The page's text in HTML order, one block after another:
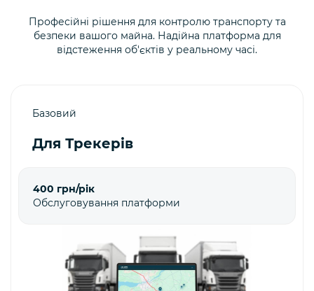
Професійні рішення для контролю транспорту та
безпеки вашого майна. Надійна платформа для
відстеження об'єктів у реальному часі.
Базовий
Для Трекерів
400 грн/рік
Обслуговування платформи